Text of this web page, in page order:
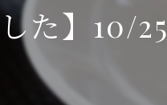
ディナーメニュー
た】10/